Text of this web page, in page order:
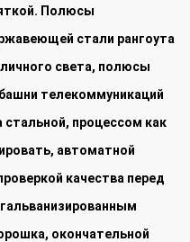
Полюсы
стали рангоута
света, полюсы
телекоммуникаций
процессом как
автоматной
качества перед
окончательной